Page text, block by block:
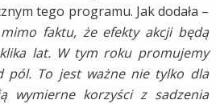
tego programu. Jak dodała –
faktu, że efekty akcji będą
lat. W tym roku promujemy
pól. To jest ważne nie tylko dla
wymierne korzyści z sadzenia